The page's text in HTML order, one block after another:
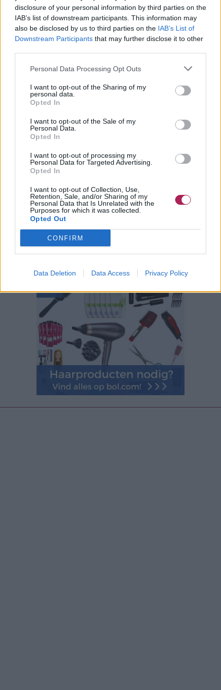
disclosure of your personal information by third parties on the
IAB’s list of downstream participants. This information may
also be disclosed by us to third parties on the IAB’s List of
Downstream Participants that may further disclose it to other
Personal Data Processing Opt Outs
I want to opt-out of the Sharing of my
personal data.
Opted In
I want to opt-out of the Sale of my
Personal Data.
Opted In
I want to opt-out of processing my
Personal Data for Targeted Advertising.
Opted In
I want to opt-out of Collection, Use,
Retention, Sale, and/or Sharing of my
Personal Data that Is Unrelated with the
Purposes for which it was collected.
Opted Out
CONFIRM
Data Deletion Data Access Privacy Policy